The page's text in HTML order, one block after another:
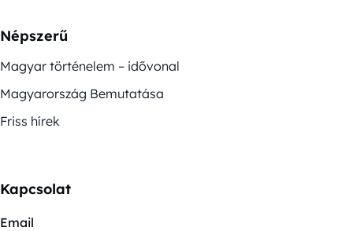
Népszerű
Magyar történelem – idővonal
Magyarország Bemutatása
Friss hírek
Kapcsolat
Email